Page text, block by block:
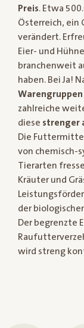
Preis. Etwa
Österreich, ein
verändert.
Eier- und
branchenweit
haben. Bei Ja!
Warengruppen
zahlreiche
diese strenger
Die
von chemisch-
Tierarten
Kräuter und
der
Der begrenzte
wird streng